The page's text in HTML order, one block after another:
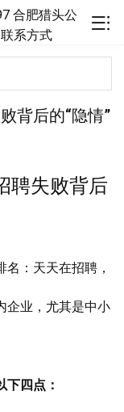
背后的“隐情”
聘失败背后
： 天天在招聘，
企业，尤其是中小
下四点：